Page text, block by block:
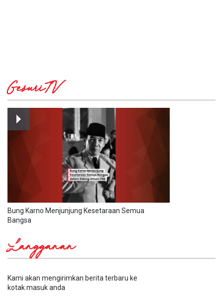
GesuriTV
Bung Karno Menjunjung Kesetaraan Semua
Bangsa
Langganan
Kami akan mengirimkan berita terbaru ke
kotak masuk anda